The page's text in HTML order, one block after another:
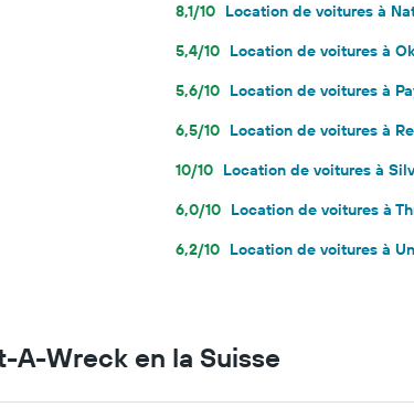
8,1/10 Location de voitures à
5,4/10 Location de voitures à
5,6/10 Location de voitures à
6,5/10 Location de voitures à
10/10 Location de voitures à
6,0/10 Location de voitures à
6,2/10 Location de voitures à
A-Wreck en la Suisse